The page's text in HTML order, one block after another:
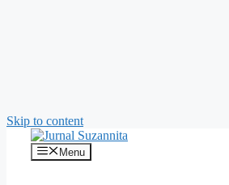
Skip to content
Menu